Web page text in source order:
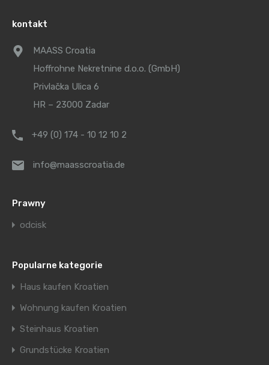
kontakt
MAASS Croatia
Hoffrohne Nekretnine d.o.o. (GmbH)
Privlačka Ulica 6
HR – 23000 Zadar
+49 (0) 174 - 10 12 10 2
info@maasscroatia.de
Prawny
odcisk
Popularne kategorie
Haus kaufen Kroatien
Wohnung kaufen Kroatien
Steinhaus Kroatien
Grundstücke Kroatien